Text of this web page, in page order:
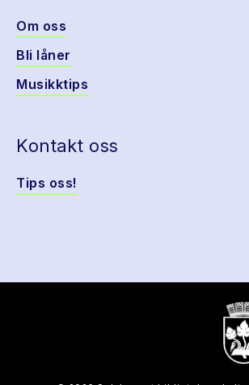
Om oss
Bli låner
Musikktips
Kontakt oss
Tips oss!